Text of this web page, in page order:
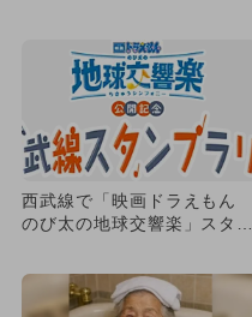
西武線で「映画ドラえもん
のび太の地球交響楽」スタン
る